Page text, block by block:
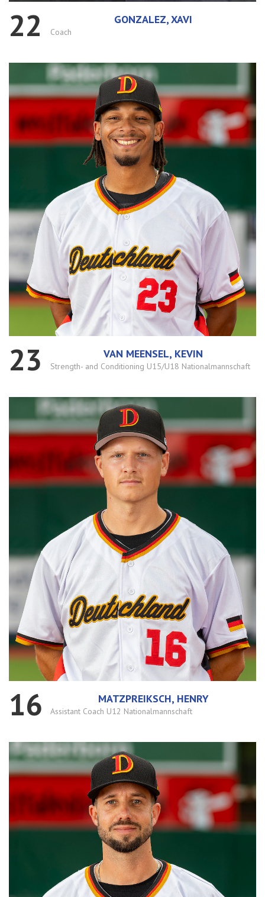
22 GONZALEZ, XAVI
Coach
23 VAN MEENSEL, KEVIN
Strength- and Conditioning U15/U18 Nationalmannschaft
16 MATZPREIKSCH, HENRY
Assistant Coach U12 Nationalmannschaft